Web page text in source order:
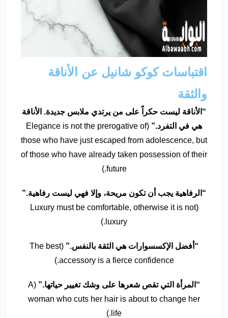
اقتباسات كوكو شانيل عن الأناقة
والثقة
“ الأناقة ليست حكراً على من يرتدي ملابس جديدة. الأناقة
هي في التفرد.”
(Elegance is not the prerogative of
those who have just escaped from adolescence, but
of those who have already taken possession of their
future.)
“ الرفاهية يجب أن تكون مريحة، وإلا فهي ليست رفاهية.”
(Luxury must be comfortable, otherwise it is not
luxury.)
“ أفضل الإكسسوارات هي الثقة بالنفس.”
(The best
accessory is a fierce confidence.)
“ المرأة التي تقص شعرها على وشك تغيير حياتها.”
(A
woman who cuts her hair is about to change her
life.)